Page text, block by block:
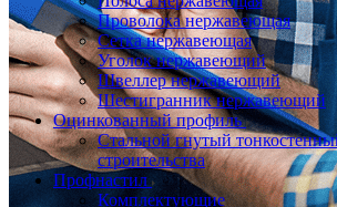
Проволока нержавеющая
Сетка нержавеющая
Уголок нержавеющий
Швеллер нержавеющий
Шестигранник нержавеющий
Оцинкованный профиль
Стальной гнутый
строительства
Профнастил
Комплектующие